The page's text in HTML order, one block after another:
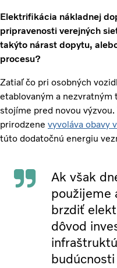
Elektrifikácia nákladnej
pripravenosti verejných
takýto nárast dopytu,
procesu?
Zatiaľ čo pri osobných
etablovaným a nezvratným
stojíme pred novou
prirodzene vyvoláva obavy
túto dodatočnú energiu
Ak však
použijeme
brzdiť
dôvod